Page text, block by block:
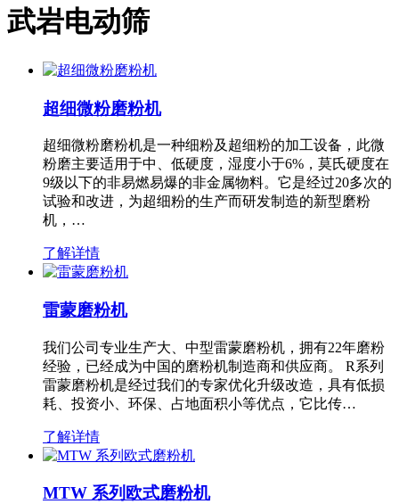
武岩电动筛
超细微粉磨粉机
超细微粉磨粉机是一种细粉及超细粉的加工设备，此微
粉磨主要适用于中、低硬度，湿度小于6%，莫氏硬度在
9级以下的非易燃易爆的非金属物料。它是经过20多次的
试验和改进，为超细粉的生产而研发制造的新型磨粉
机，…
了解详情
雷蒙磨粉机
我们公司专业生产大、中型雷蒙磨粉机，拥有22年磨粉
经验，已经成为中国的磨粉机制造商和供应商。 R系列
雷蒙磨粉机是经过我们的专家优化升级改造，具有低损
耗、投资小、环保、占地面积小等优点，它比传…
了解详情
MTW 系列欧式磨粉机